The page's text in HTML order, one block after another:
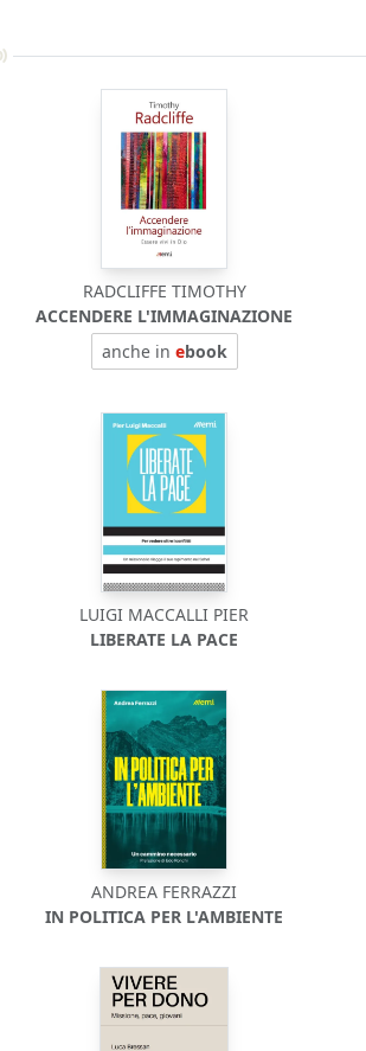
RADCLIFFE TIMOTHY
ACCENDERE L'IMMAGINAZIONE
anche in ebook
LUIGI MACCALLI PIER
LIBERATE LA PACE
ANDREA FERRAZZI
IN POLITICA PER L'AMBIENTE